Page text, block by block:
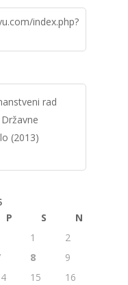
index.php?
rad
(2013)
P S
N
1
2
8
9
15
16